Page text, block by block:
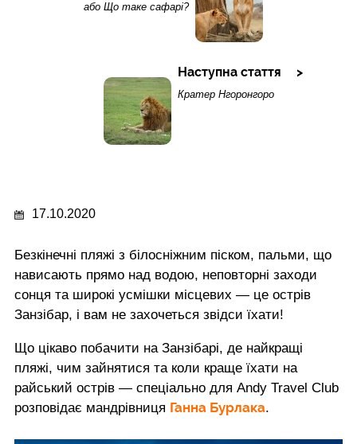
або Що таке сафарі?
Наступна стаття
Кратер Нгоронгоро
17.10.2020
Безкінечні пляжі з білосніжним піском, пальми, що
нависають прямо над водою, неповторні заходи
сонця та широкі усмішки місцевих — це острів
Занзібар, і вам не захочеться звідси їхати!
Що цікаво побачити на Занзібарі, де найкращі
пляжі, чим зайнятися та коли краще їхати на
райський острів — спеціально для Andy Travel Club
розповідає мандрівниця Ганна Бурлака.